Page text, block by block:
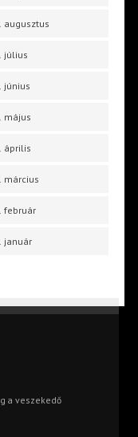
augusztus
július
június
május
április
március
február
január
a veszekedő